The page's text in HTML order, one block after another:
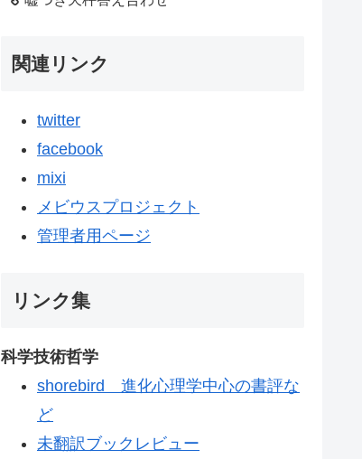
関連リンク
twitter
facebook
mixi
メビウスプロジェクト
管理者用ページ
リンク集
科学技術哲学
shorebird 進化心理学中心の書評な
ど
未翻訳ブックレビュー